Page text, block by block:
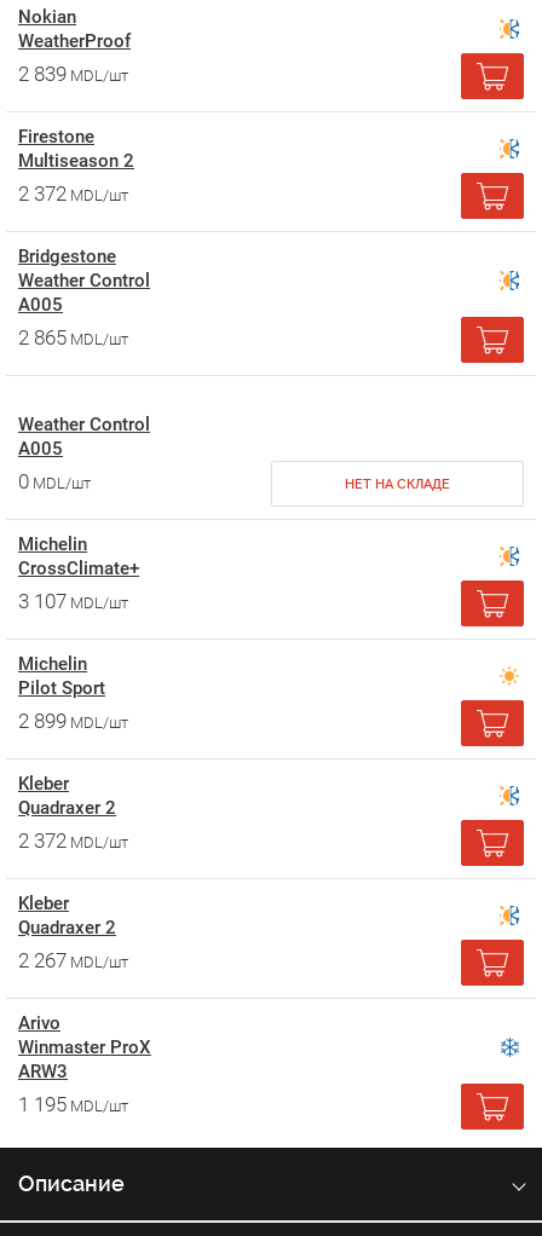
Nokian
WeatherProof
2 839 MDL/шт
Firestone
Multiseason 2
2 372 MDL/шт
Bridgestone
Weather Control
A005
2 865 MDL/шт
Weather Control
A005
0 MDL/шт НЕТ НА СКЛАДЕ
Michelin
CrossClimate+
3 107 MDL/шт
Michelin
Pilot Sport
2 899 MDL/шт
Kleber
Quadraxer 2
2 372 MDL/шт
Kleber
Quadraxer 2
2 267 MDL/шт
Arivo
Winmaster ProX
ARW3
1 195 MDL/шт
Описание